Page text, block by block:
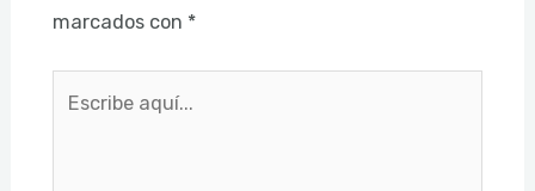
marcados con *